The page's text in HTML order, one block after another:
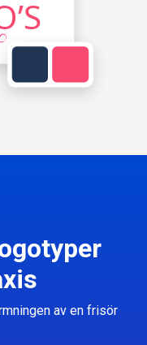
av en frisör